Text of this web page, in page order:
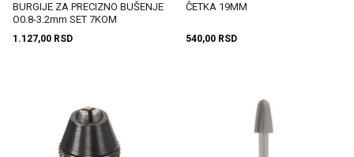
BURGIJE ZA PRECIZNO BUŠENJE
O0.8-3.2mm SET 7KOM
1.127,00 RSD
ČETKA 19MM
540,00 RSD